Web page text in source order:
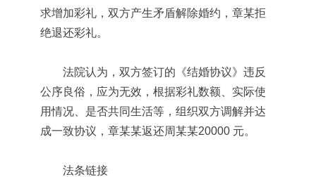
求增加彩礼，双方产生矛盾解除婚约，章某拒
绝退还彩礼。
法院认为，双方签订的《结婚协议》违反
公序良俗，应为无效，根据彩礼数额、实际使
用情况、是否共同生活等，组织双方调解并达
成一致协议，章某某返还周某某20000 元。
法条链接